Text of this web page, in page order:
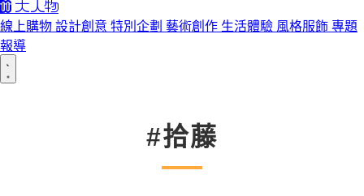
線上購物 設計創意 特別企劃 藝術創作 生活體驗 風格服飾 專題
報導
#拾藤